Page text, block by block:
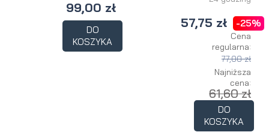
99,00 zł
DO
KOSZYKA
57,75 zł -25%
Cena
regularna:
77,00 zł
Najniższa
cena:
61,60 zł
DO
KOSZYKA